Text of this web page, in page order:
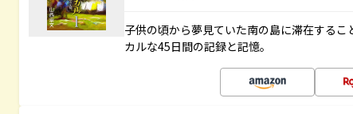
子供の頃から夢見ていた南の島に滞在する
カルな45日間の記録と記憶。